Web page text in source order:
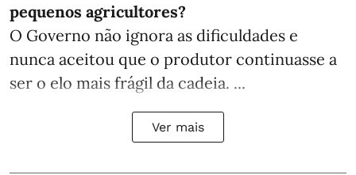
pequenos agricultores?
O Governo não ignora as dificuldades e
nunca aceitou que o produtor continuasse a
ser o elo mais frágil da cadeia. ...
Ver mais